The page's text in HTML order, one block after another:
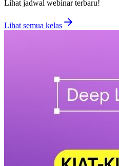
Lihat jadwal webinar terbaru!
Lihat semua kelas